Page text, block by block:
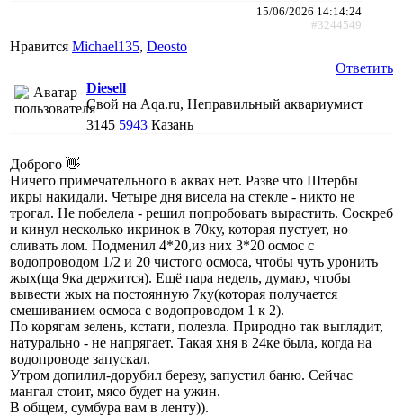
15/06/2026 14:14:24
#3244549
Нравится Michael135, Deosto
Ответить
Diesell
Свой на Aqa.ru, Неправильный аквариумист
3145 5943 Казань
Доброго 👋
Ничего примечательного в аквах нет. Разве что Штербы
икры накидали. Четыре дня висела на стекле - никто не
трогал. Не побелела - решил попробовать вырастить. Соскреб
и кинул несколько икринок в 70ку, которая пустует, но
сливать лом. Подменил 4*20,из них 3*20 осмос с
водопроводом 1/2 и 20 чистого осмоса, чтобы чуть уронить
жых(ща 9ка держится). Ещё пара недель, думаю, чтобы
вывести жых на постоянную 7ку(которая получается
смешиванием осмоса с водопроводом 1 к 2).
По корягам зелень, кстати, полезла. Природно так выглядит,
натурально - не напрягает. Такая хня в 24ке была, когда на
водопроводе запускал.
Утром допилил-дорубил березу, запустил баню. Сейчас
мангал стоит, мясо будет на ужин.
В общем, сумбура вам в ленту)).